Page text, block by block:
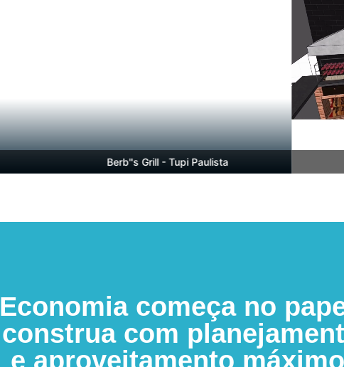
Berb''s Grill - Tupi Paulista
Economia começa no
construa com
e aproveitamento